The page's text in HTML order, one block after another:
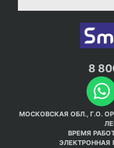
8
МОСКОВСКАЯ ОБЛ., Г.О.
ВРЕМЯ
ЭЛЕКТРОННАЯ